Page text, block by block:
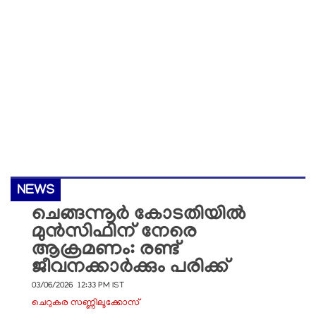
NEWS
ചെങ്ങന്നൂർ കോടതിയിൽ
മുൻസിഫിന് നേരെ
ആക്രമണം: രണ്ട്
ജീവനക്കാർക്കും പരിക്ക്
03/06/2026 12:33 PM IST
ചെറുകര സണ്ണിലൂക്കോസ്